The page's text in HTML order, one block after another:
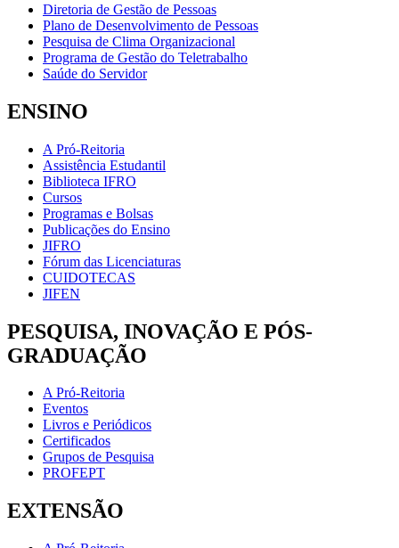
Diretoria de Gestão de Pessoas
Plano de Desenvolvimento de Pessoas
Pesquisa de Clima Organizacional
Programa de Gestão do Teletrabalho
Saúde do Servidor
ENSINO
A Pró-Reitoria
Assistência Estudantil
Biblioteca IFRO
Cursos
Programas e Bolsas
Publicações do Ensino
JIFRO
Fórum das Licenciaturas
CUIDOTECAS
JIFEN
PESQUISA, INOVAÇÃO E PÓS-
GRADUAÇÃO
A Pró-Reitoria
Eventos
Livros e Periódicos
Certificados
Grupos de Pesquisa
PROFEPT
EXTENSÃO